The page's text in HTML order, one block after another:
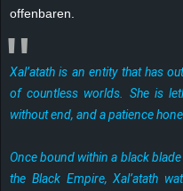
offenbaren.
Xal’atath is an entity that has
of countless worlds. She is
without end, and a patience
Once bound within a black
the Black Empire, Xal’atath